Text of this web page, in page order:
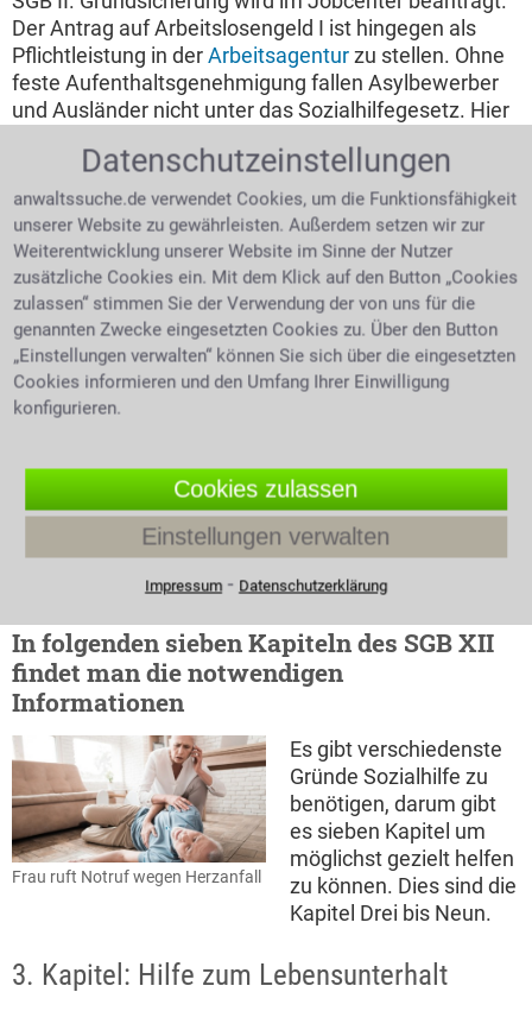
Der Antrag auf Arbeitslosengeld I ist hingegen als
Pflichtleistung in derArbeitsagenturzu stellen. Ohne
feste Aufenthaltsgenehmigung fallen Asylbewerber
und Ausländer nicht unter das Sozialhilfegesetz. Hier
zu beachten, dass Sozialhilfe nur gewährt wird, wenn
es keine Verwandten ersten Grades gibt, die als
finanzielle Unterstützung herangezogen werden
könnten.
Bei wem beantragt man Sozialhilfe?
Yellow Ribbon – Symbol für
Solidarität und Unterstützung
Den Antrag auf
Sozialhilfe kann man im
örtlichen Rathaus oder
Bürgeramt stellen. Zur
folgende Unterlagen
notwendig:
Einkommens- und
Vermögensnachweise, Mietbelege, Nachweise wie
ärztliche Atteste die den Mehrbedarf begründen.
In folgenden sieben Kapiteln des SGB XII
findet man die notwendigen
Informationen
Frau ruft Notruf wegen Herzanfall
Es gibt verschiedenste
Gründe Sozialhilfe zu
benötigen, darum gibt
es sieben Kapitel um
möglichst gezielt helfen
zu können. Dies sind die
Kapitel Drei bis Neun.
3. Kapitel: Hilfe zum Lebensunterhalt
Datenschutzeinstellungen
anwaltssuche.de verwendet Cookies, um die Funktionsfähigkeit
unserer Website zu gewährleisten. Außerdem setzen wir zur
Weiterentwicklung unserer Website im Sinne der Nutzer
zusätzliche Cookies ein. Mit dem Klick auf den Button „Cookies
zulassen“ stimmen Sie der Verwendung der von uns für die
genannten Zwecke eingesetzten Cookies zu. Über den Button
„Einstellungen verwalten“ können Sie sich über die eingesetzten
Cookies informieren und den Umfang Ihrer Einwilligung
konfigurieren.
Cookies zulassen
Einstellungen verwalten
Impressum⁃ Datenschutzerklärung